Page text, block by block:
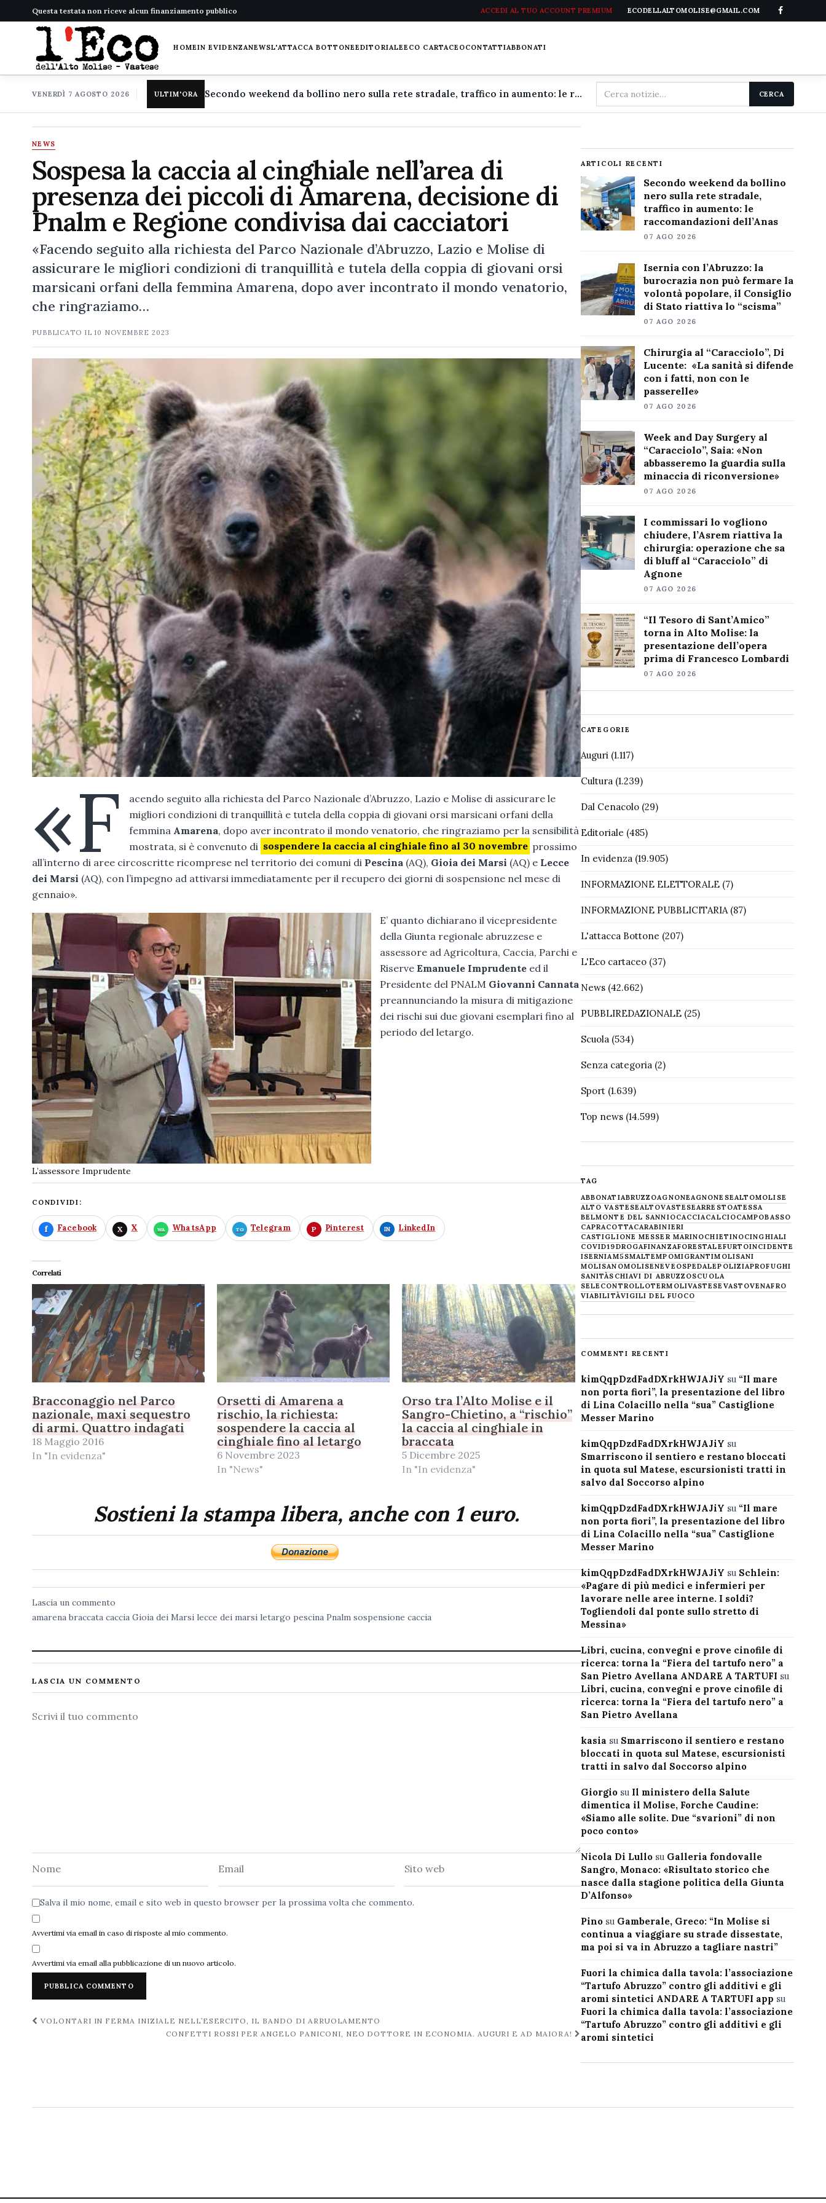
Questa testata non riceve alcun finanziamento pubblico ACCEDI AL TUO ACCOUNT PREMIUM ECODELLALTOMOLISE@GMAIL.COM
HOMEIN EVIDENZANEWSL'ATTACCA BOTTONEEDITORIALEECO CARTACEOCONTATTIABBONATI
VENERDÌ 7 AGOSTO 2026 ULTIM'ORA Secondo weekend da bollino nero sulla rete stradale, traffico in aumento: le raccomandazioni dell'Anas
Cerca
nel
CERCA
NEWS
Sospesa la caccia al cinghiale nell’area di
presenza dei piccoli di Amarena, decisione di
Pnalm e Regione condivisa dai cacciatori
«Facendo seguito alla richiesta del Parco Nazionale d’Abruzzo, Lazio e Molise di
assicurare le migliori condizioni di tranquillità e tutela della coppia di giovani orsi
marsicani orfani della femmina Amarena, dopo aver incontrato il mondo venatorio,
che ringraziamo…
PUBBLICATO IL10 NOVEMBRE 2023
«F
acendo seguito alla richiesta del Parco Nazionale d’Abruzzo, Lazio e Molise di assicurare le
migliori condizioni di tranquillità e tutela della coppia di giovani orsi marsicani orfani della
femmina Amarena, dopo aver incontrato il mondo venatorio, che ringraziamo per la sensibilità
mostrata, si è convenuto di sospendere la caccia al cinghiale fino al 30 novembre prossimo
all’interno di aree circoscritte ricomprese nel territorio dei comuni di Pescina (AQ), Gioia dei Marsi (AQ) e Lecce
dei Marsi (AQ), con l’impegno ad attivarsi immediatamente per il recupero dei giorni di sospensione nel mese di
gennaio».
L’assessore Imprudente
E’ quanto dichiarano il vicepresidente
della Giunta regionale abruzzese e
assessore ad Agricoltura, Caccia, Parchi e
Riserve Emanuele Imprudente ed il
Presidente del PNALM Giovanni Cannata
preannunciando la misura di mitigazione
dei rischi sui due giovani esemplari fino al
periodo del letargo.
CONDIVIDI:
Facebook X WhatsApp Telegram Pinterest LinkedIn
Correlati
Bracconaggio nel Parco
nazionale, maxi sequestro
di armi. Quattro indagati
18 Maggio 2016
In "In evidenza"
Orsetti di Amarena a
rischio, la richiesta:
sospendere la caccia al
cinghiale fino al letargo
6 Novembre 2023
In "News"
Orso tra l’Alto Molise e il
Sangro-Chietino, a “rischio”
la caccia al cinghiale in
braccata
5 Dicembre 2025
In "In evidenza"
Sostieni la stampa libera, anche con 1 euro.
Lascia un commento
amarena braccata caccia Gioia dei Marsi lecce dei marsi letargo pescina Pnalm sospensione caccia
LASCIA UN COMMENTO
Commento
Salva il mio nome, email e sito web in questo browser per la prossima volta che commento.
Avvertimi via email in caso di risposte al mio commento.
Avvertimi via email alla pubblicazione di un nuovo articolo.
Navigazione
VOLONTARI IN FERMA INIZIALE NELL’ESERCITO, IL BANDO DI ARRUOLAMENTO
CONFETTI ROSSI PER ANGELO PANICONI, NEO DOTTORE IN ECONOMIA. AUGURI E AD MAIORA!
ARTICOLI RECENTI
Secondo weekend da bollino
nero sulla rete stradale,
traffico in aumento: le
raccomandazioni dell’Anas
07 AGO 2026
Isernia con l’Abruzzo: la
burocrazia non può fermare la
volontà popolare, il Consiglio
di Stato riattiva lo “scisma”
07 AGO 2026
Chirurgia al “Caracciolo”, Di
Lucente: «La sanità si difende
con i fatti, non con le
passerelle»
07 AGO 2026
Week and Day Surgery al
“Caracciolo”, Saia: «Non
abbasseremo la guardia sulla
minaccia di riconversione»
07 AGO 2026
I commissari lo vogliono
chiudere, l’Asrem riattiva la
chirurgia: operazione che sa
di bluff al “Caracciolo” di
Agnone
07 AGO 2026
“Il Tesoro di Sant’Amico”
torna in Alto Molise: la
presentazione dell’opera
prima di Francesco Lombardi
07 AGO 2026
CATEGORIE
Auguri(1.117)
Cultura(1.239)
Dal Cenacolo(29)
Editoriale (485)
In evidenza(19.905)
INFORMAZIONE ELETTORALE(7)
INFORMAZIONE PUBBLICITARIA(87)
L'attacca Bottone (207)
L'Eco cartaceo(37)
News(42.662)
PUBBLIREDAZIONALE(25)
Scuola(534)
Senza categoria(2)
Sport(1.639)
Top news(14.599)
TAG
ABBONATIABRUZZOAGNONEAGNONESEALTOMOLISE
ALTO VASTESEALTOVASTESEARRESTOATESSA
BELMONTE DEL SANNIOCACCIACALCIOCAMPOBASSO
CAPRACOTTACARABINIERI
CASTIGLIONE MESSER MARINOCHIETINOCINGHIALI
COVID19DROGAFINANZAFORESTALEFURTOINCIDENTE
ISERNIAM5SMALTEMPOMIGRANTIMOLISANI
MOLISANOMOLISENEVE OSPEDALEPOLIZIAPROFUGHI
SANITÀSCHIAVI DI ABRUZZOSCUOLA
SELECONTROLLOTERMOLIVASTESE VASTOVENAFRO
VIABILITÀVIGILI DEL FUOCO
COMMENTI RECENTI
kimQqpDzdFadDXrkHWJAJiY su “Il mare
non porta fiori”, la presentazione del libro
di Lina Colacillo nella “sua” Castiglione
Messer Marino
kimQqpDzdFadDXrkHWJAJiY su
Smarriscono il sentiero e restano bloccati
in quota sul Matese, escursionisti tratti in
salvo dal Soccorso alpino
kimQqpDzdFadDXrkHWJAJiY su “Il mare
non porta fiori”, la presentazione del libro
di Lina Colacillo nella “sua” Castiglione
Messer Marino
kimQqpDzdFadDXrkHWJAJiY su Schlein:
«Pagare di più medici e infermieri per
lavorare nelle aree interne. I soldi?
Togliendoli dal ponte sullo stretto di
Messina»
Libri, cucina, convegni e prove cinofile di
ricerca: torna la “Fiera del tartufo nero” a
San Pietro Avellana ANDARE A TARTUFI su
Libri, cucina, convegni e prove cinofile di
ricerca: torna la “Fiera del tartufo nero” a
San Pietro Avellana
kasia su Smarriscono il sentiero e restano
bloccati in quota sul Matese, escursionisti
tratti in salvo dal Soccorso alpino
Giorgiosu Il ministero della Salute
dimentica il Molise, Forche Caudine:
«Siamo alle solite. Due “svarioni” di non
poco conto»
Nicola Di Lullosu Galleria fondovalle
Sangro, Monaco: «Risultato storico che
nasce dalla stagione politica della Giunta
D’Alfonso»
Pinosu Gamberale, Greco: “In Molise si
continua a viaggiare su strade dissestate,
ma poi si va in Abruzzo a tagliare nastri”
Fuori la chimica dalla tavola: l’associazione
“Tartufo Abruzzo” contro gli additivi e gli
aromi sintetici ANDARE A TARTUFI app su
Fuori la chimica dalla tavola: l’associazione
“Tartufo Abruzzo” contro gli additivi e gli
aromi sintetici